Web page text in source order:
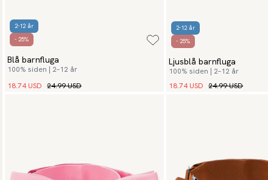
2-12 år
- 25%
Blå barnfluga
100% siden | 2–12 år
18.74 USD 24.99 USD
2-12 år
- 25%
Ljusblå barnfluga
100% siden | 2–12 år
18.74 USD 24.99 USD